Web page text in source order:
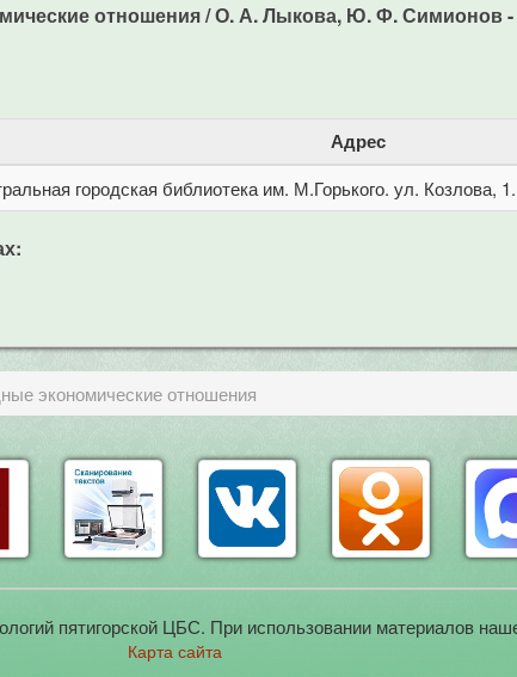
отношения / О. А. Лыкова, Ю. Ф. Симионов -
Адрес
городская библиотека им. М.Горького. ул. Козлова, 1.
экономические отношения
пятигорской ЦБС. При использовании материалов
Карта сайта